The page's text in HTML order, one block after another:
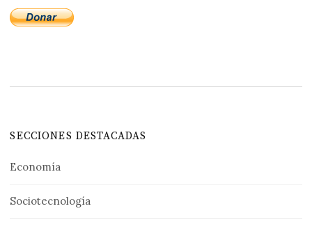
SECCIONES DESTACADAS
Economía
Sociotecnología